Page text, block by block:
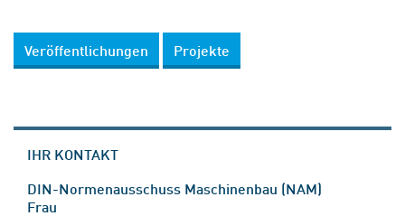
Veröffentlichungen Projekte
IHR KONTAKT
DIN-Normenausschuss Maschinenbau (NAM)
Frau